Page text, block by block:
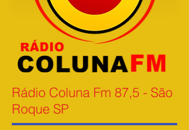
Rádio Coluna Fm 87,5 - São
Roque SP